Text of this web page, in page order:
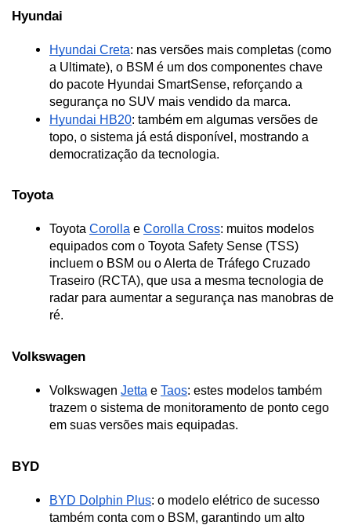
Hyundai
Hyundai Creta: nas versões mais completas (como
a Ultimate), o BSM é um dos componentes chave
do pacote Hyundai SmartSense, reforçando a
segurança no SUV mais vendido da marca.
Hyundai HB20: também em algumas versões de
topo, o sistema já está disponível, mostrando a
democratização da tecnologia.
Toyota
Toyota Corolla e Corolla Cross: muitos modelos
equipados com o Toyota Safety Sense (TSS)
incluem o BSM ou o Alerta de Tráfego Cruzado
Traseiro (RCTA), que usa a mesma tecnologia de
radar para aumentar a segurança nas manobras de
ré.
Volkswagen
Volkswagen Jetta e Taos: estes modelos também
trazem o sistema de monitoramento de ponto cego
em suas versões mais equipadas.
BYD
BYD Dolphin Plus: o modelo elétrico de sucesso
também conta com o BSM, garantindo um alto